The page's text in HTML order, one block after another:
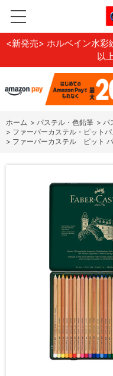
<新発売> ホルベイン水彩
以
ホーム > パステル・色鉛筆 > パ
> ファーバーカステル・ピット
> ファーバーカステル ピット